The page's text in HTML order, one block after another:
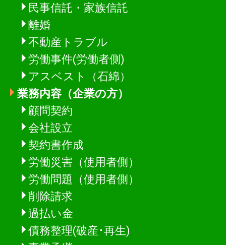
民事信託・家族信託
離婚
不動産トラブル
労働事件(労働者側)
アスベスト（石綿）
業務内容（企業の方）
顧問契約
会社設立
契約書作成
労働災害（使用者側）
労働問題（使用者側）
削除請求
過払い金
債務整理(破産･再生)